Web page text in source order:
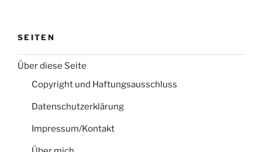
SEITEN
Über diese Seite
Copyright und Haftungsausschluss
Datenschutzerklärung
Impressum/Kontakt